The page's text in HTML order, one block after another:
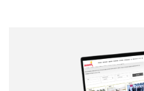
Correo electrónico